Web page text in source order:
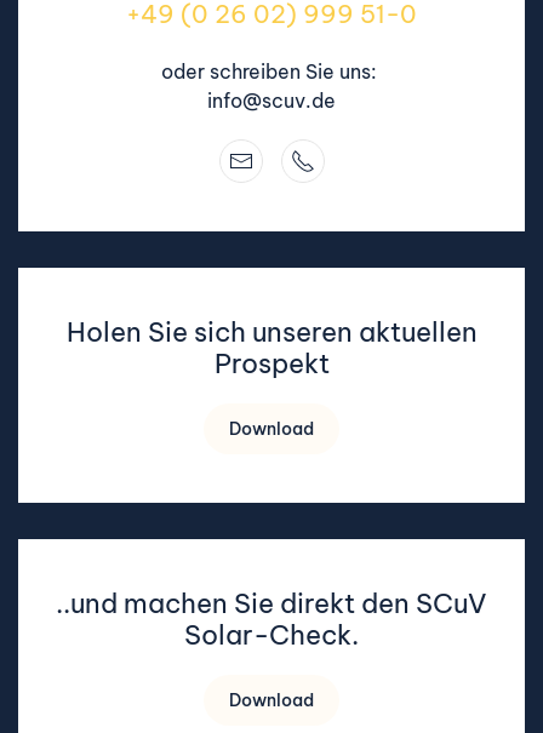
+49 (0 26 02) 999 51-0
oder schreiben Sie uns:
info@scuv.de
Holen Sie sich unseren aktuellen
Prospekt
Download
..und machen Sie direkt den SCuV
Solar-Check.
Download